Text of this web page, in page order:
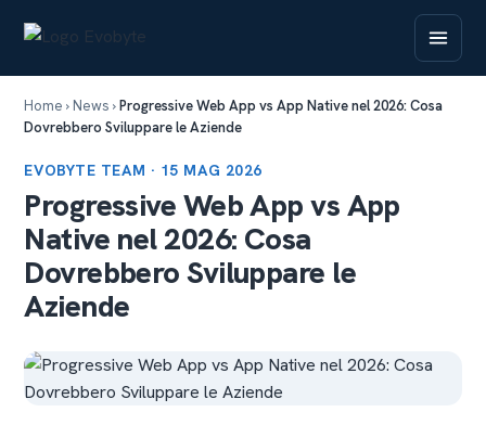
Home › News ›Progressive Web App vs App Native nel 2026: Cosa
Dovrebbero Sviluppare le Aziende
EVOBYTE TEAM · 15 MAG 2026
Progressive Web App vs App
Native nel 2026: Cosa
Dovrebbero Sviluppare le
Aziende